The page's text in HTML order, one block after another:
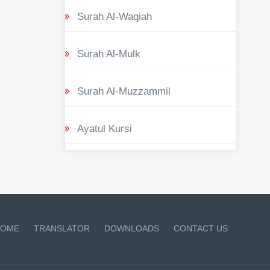
Surah Al-Waqiah
Surah Al-Mulk
Surah Al-Muzzammil
Ayatul Kursi
TRANSLATOR DOWNLOADS CONTACT US